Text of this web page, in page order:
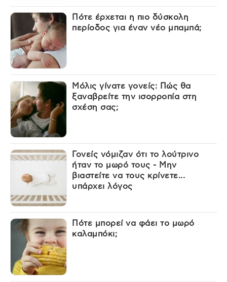
Πότε έρχεται η πιο δύσκολη
περίοδος για έναν νέο μπαμπά;
Μόλις γίνατε γονείς: Πώς θα
ξαναβρείτε την ισορροπία στη
σχέση σας;
Γονείς νόμιζαν ότι το λούτρινο
ήταν το μωρό τους - Μην
βιαστείτε να τους κρίνετε...
υπάρχει λόγος
Πότε μπορεί να φάει το μωρό
καλαμπόκι;